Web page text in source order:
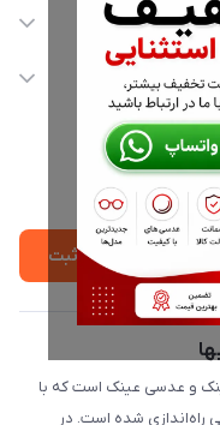
کشور
ثبت
و عدسی عینک است که با
راه‌اندازی شده است. در